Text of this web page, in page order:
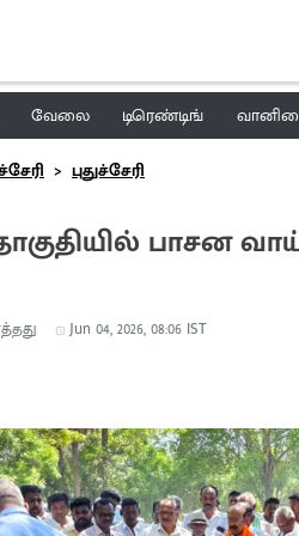
வேலை டிரெண்டிங்
புதுச்சேரி
பாசன
Jun 04, 2026, 08:06 IST